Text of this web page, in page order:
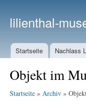
lilienthal-
Startseite Nachlass
Objekt im
Startseite » Archiv »